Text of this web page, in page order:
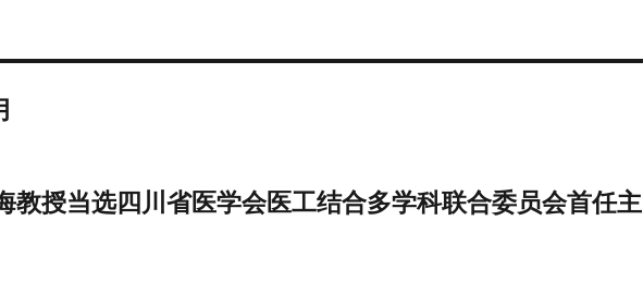
教授当选四川省医学会医工结合多学科联合委员会首任主